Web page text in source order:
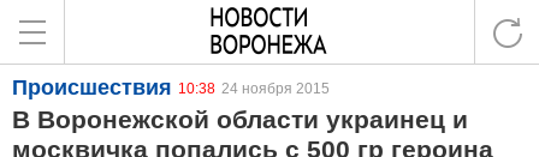
Происшествия 10:38 24 ноября 2015
В Воронежской области украинец и
москвичка попались с 500 гр героина